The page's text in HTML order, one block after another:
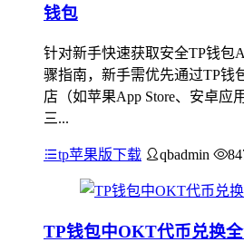
钱包
针对新手快速获取安全TP钱包
骤指南，新手需优先通过TP钱
店（如苹果App Store、安卓应
三...
tp苹果版下载 qbadmin
TP钱包中OKT代币兑换